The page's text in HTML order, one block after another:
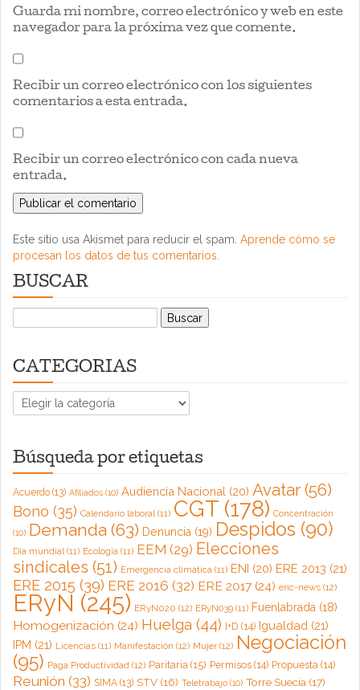
Guarda mi nombre, correo electrónico y web en este
navegador para la próxima vez que comente.
Recibir un correo electrónico con los siguientes
comentarios a esta entrada.
Recibir un correo electrónico con cada nueva
entrada.
Este sitio usa Akismet para reducir el spam. Aprende cómo se
procesan los datos de tus comentarios.
BUSCAR
Buscar:
CATEGORIAS
CATEGORIAS
Búsqueda por etiquetas
Acuerdo (13) Afiliados (10) Audiencia Nacional (20) Avatar (56)
Bono (35) Calendario laboral(11) CGT (178) Concentración
(10) Demanda (63) Denuncia (19) Despidos (90)
Día mundial(11) Ecología (11) EEM (29) Elecciones
sindicales (51) Emergencia climática (11) ENI (20) ERE 2013 (21)
ERE 2015 (39) ERE 2016 (32) ERE 2017 (24) eric-news (12)
ERyN (245) ERyN020 (12) ERyN039 (11) Fuenlabrada (18)
Homogenización (24) Huelga (44) I+D (14) Igualdad (21)
IPM (21) Licencias (11) Manifestación (12) Mujer(12) Negociación
(95) Paga Productividad (12) Paritaria (15) Permisos (14) Propuesta (14)
Reunión (33) SIMA (13) STV (16) Teletrabajo (10) Torre Suecia (17)